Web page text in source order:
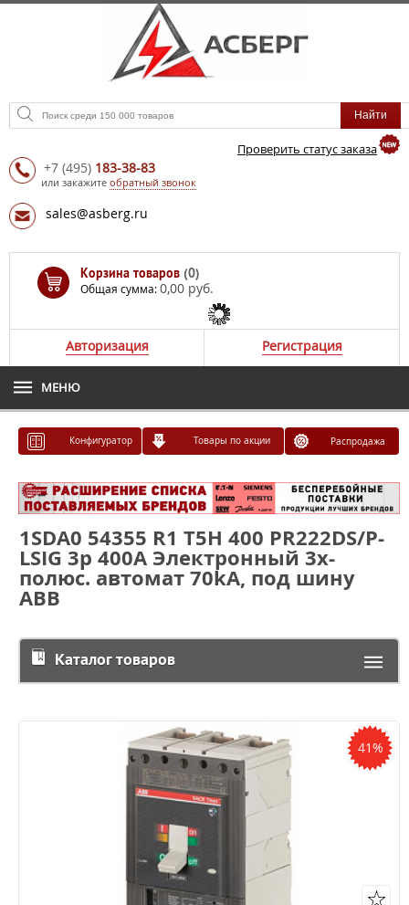
Проверить статус заказа
+7 (495) 183-38-83
или закажите обратный звонок
sales@asberg.ru
Корзина товаров (0)
Общая сумма:0,00 руб.
Авторизация Регистрация
МЕНЮ
Конфигуратор Товары по акции Распродажа
1SDA0 54355 R1 T5H 400 PR222DS/P-
LSIG 3p 400А Электронный 3х-
полюс. автомат 70kA, под шину
ABB
Каталог товаров
41%